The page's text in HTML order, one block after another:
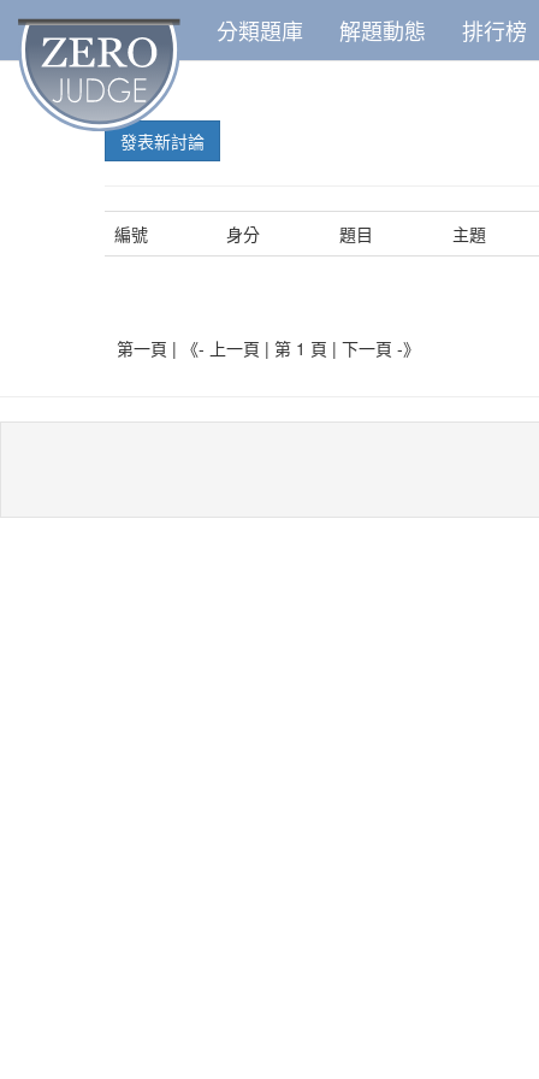
分類題庫 解題動態 排行榜
發表新討論
編號 身分 題目 主題
第一頁 | 《- 上一頁 | 第 1 頁 | 下一頁 -》